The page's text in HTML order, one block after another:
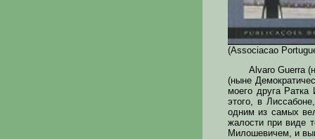
(Associacao
Alvaro Guerra
(ныне
моего друга
этого, в
одним из самых
жалости при виде
Милошевичем, и